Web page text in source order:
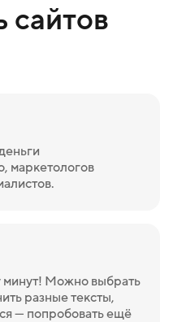
сайтов
маркетологов
минут! Можно выбрать
разные тексты,
— попробовать ещё